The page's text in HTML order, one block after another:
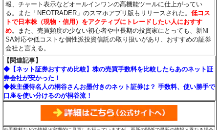
報、チャート表示などオールインワンの高機能ツールに仕上がってい
る。また「NEOTRADER」のスマホアプリ版もリリースされた。低コス
トで日本株（現物・信用）をアクティブにトレードしたい人におすす
め。また、売買頻度の少ない初心者や中長期の投資家にとっても、新NI
SA対応や低コストな個性派投資信託の取り扱いがあり、おすすめの証券
会社と言える。
【関連記事】
◆【ネット証券おすすめ比較】株の売買手数料を比較したらあのネット証
券会社が安かった！
◆株主優待名人の桐谷さんお墨付きのネット証券は？ 手数料、使い勝手で
口座を使い分けるのが桐谷流！